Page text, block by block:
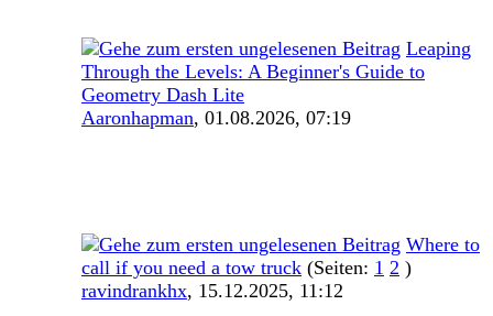
Leaping
Through the Levels: A Beginner's Guide to
Geometry Dash Lite
Aaronhapman, 01.08.2026, 07:19
Where to
call if you need a tow truck (Seiten: 1 2 )
ravindrankhx, 15.12.2025, 11:12